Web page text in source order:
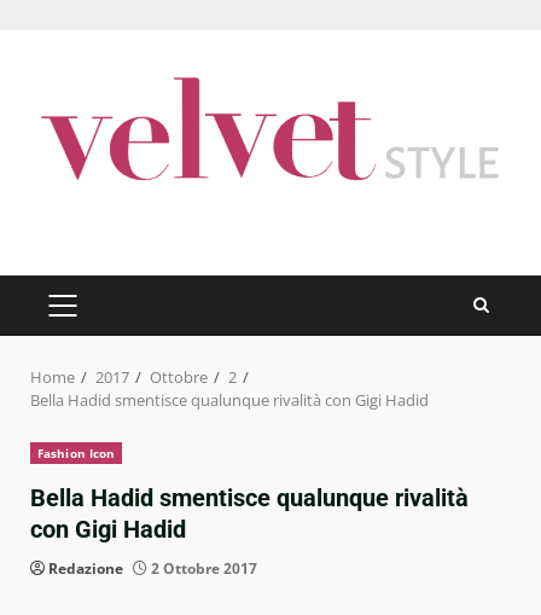
PRIMARY
MENU
Home 2017 Ottobre
2
Bella Hadid smentisce qualunque rivalità con Gigi Hadid
Fashion Icon
Bella Hadid smentisce qualunque rivalità
con Gigi Hadid
Redazione 2 Ottobre 2017